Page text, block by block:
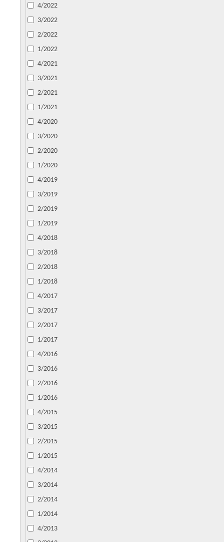
4/2022
3/2022
2/2022
1/2022
4/2021
3/2021
2/2021
1/2021
4/2020
3/2020
2/2020
1/2020
4/2019
3/2019
2/2019
1/2019
4/2018
3/2018
2/2018
1/2018
4/2017
3/2017
2/2017
1/2017
4/2016
3/2016
2/2016
1/2016
4/2015
3/2015
2/2015
1/2015
4/2014
3/2014
2/2014
1/2014
4/2013